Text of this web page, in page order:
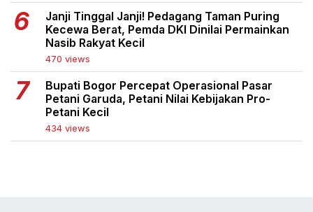
Janji Tinggal Janji! Pedagang Taman Puring
Kecewa Berat, Pemda DKI Dinilai Permainkan
Nasib Rakyat Kecil
470 views
Bupati Bogor Percepat Operasional Pasar
Petani Garuda, Petani Nilai Kebijakan Pro-
Petani Kecil
434 views